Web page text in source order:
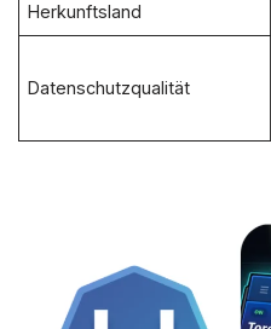
Herkunftsland
Datenschutzqualität